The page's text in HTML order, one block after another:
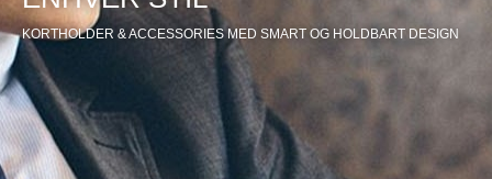
KORTHOLDER & ACCESSORIES MED SMART OG HOLDBART DESIGN